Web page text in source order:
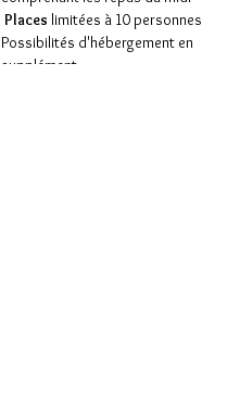
Places limitées à 10 personnes
Possibilités d'hébergement en
supplément.